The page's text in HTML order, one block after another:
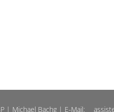
| Michael Bachg | E-Mail: